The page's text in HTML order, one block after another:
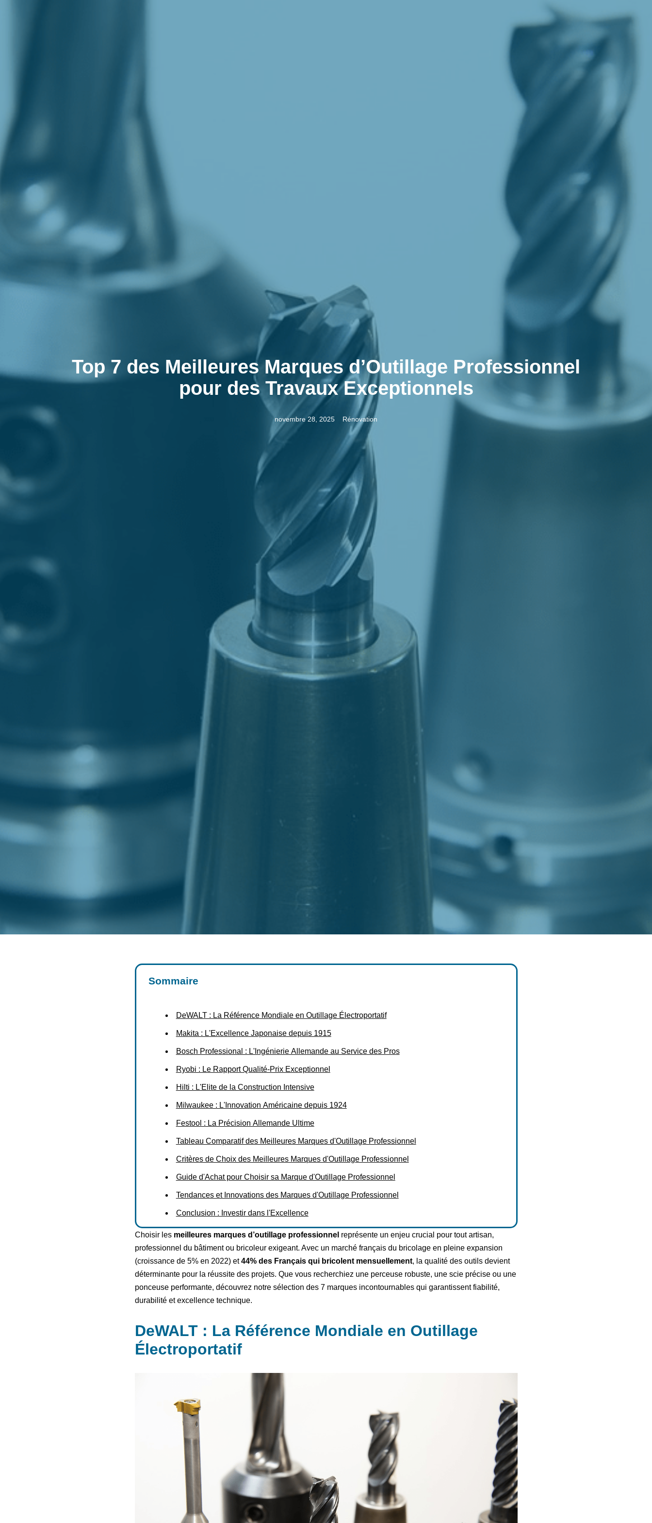
Top 7 des Meilleures Marques d’Outillage Professionnel
pour des Travaux Exceptionnels
novembre 28, 2025 Rénovation
Sommaire
DeWALT : La Référence Mondiale en Outillage Électroportatif
Makita : L'Excellence Japonaise depuis 1915
Bosch Professional : L'Ingénierie Allemande au Service des Pros
Ryobi : Le Rapport Qualité-Prix Exceptionnel
Hilti : L'Elite de la Construction Intensive
Milwaukee : L'Innovation Américaine depuis 1924
Festool : La Précision Allemande Ultime
Tableau Comparatif des Meilleures Marques d'Outillage Professionnel
Critères de Choix des Meilleures Marques d'Outillage Professionnel
Guide d'Achat pour Choisir sa Marque d'Outillage Professionnel
Tendances et Innovations des Marques d'Outillage Professionnel
Conclusion : Investir dans l'Excellence
Choisir les meilleures marques d’outillage professionnel représente un enjeu crucial pour tout artisan,
professionnel du bâtiment ou bricoleur exigeant. Avec un marché français du bricolage en pleine expansion
(croissance de 5% en 2022) et44% des Français qui bricolent mensuellement, la qualité des outils devient
déterminante pour la réussite des projets. Que vous recherchiez une perceuse robuste, une scie précise ou une
ponceuse performante, découvrez notre sélection des 7 marques incontournables qui garantissent fiabilité,
durabilité et excellence technique.
DeWALT : La Référence Mondiale en Outillage
Électroportatif